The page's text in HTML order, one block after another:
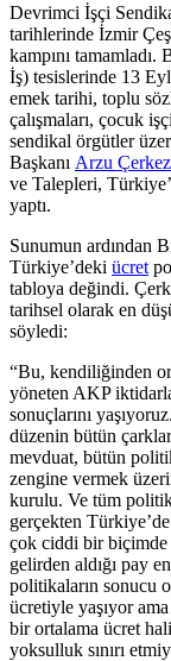
Devrimci İşçi
tarihlerinde İzmir
kampını
İş) tesislerinde 13
emek tarihi, toplu
çalışmaları, çocuk
sendikal örgütler
Başkanı Arzu
ve Talepleri,
yaptı.
Sunumun ardından
Türkiye’deki ücret
tabloya değindi.
tarihsel olarak en
söyledi:
“Bu, kendiliğinden
yöneten AKP
sonuçlarını
düzenin bütün
mevduat, bütün
zengine vermek
kurulu. Ve tüm
gerçekten
çok ciddi bir biçimde
gelirden aldığı pay
politikaların sonucu
ücretiyle yaşıyor
bir ortalama ücret
yoksulluk sınırı